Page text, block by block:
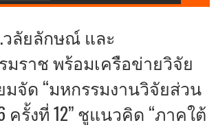
ลัยลักษณ์ และ
มราช พร้อมเครือข่ายวิจัย
มจัด “มหกรรมงานวิจัยส่วน
ครั้งที่ 12” ชูแนวคิด “ภาคใต้